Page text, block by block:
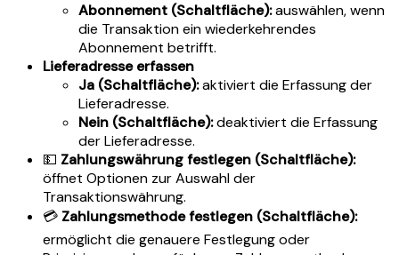
Abonnement (Schaltfläche):auswählen, wenn
die Transaktion ein wiederkehrendes
Abonnement betrifft.
Lieferadresse erfassen
Ja (Schaltfläche):aktiviert die Erfassung der
Lieferadresse.
Nein (Schaltfläche):deaktiviert die Erfassung
der Lieferadresse.
💵 Zahlungswährung festlegen (Schaltfläche):
öffnet Optionen zur Auswahl der
Transaktionswährung.
💳 Zahlungsmethode festlegen (Schaltfläche):
ermöglicht die genauere Festlegung oder